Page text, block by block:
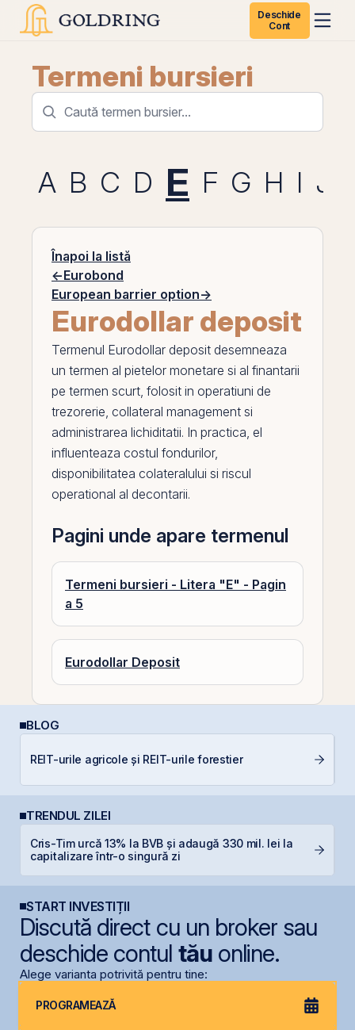
Deschide
Cont
Termeni bursieri
A B C D E F G H I J
Înapoi la listă
←Eurobond
European barrier option→
Eurodollar deposit
Termenul Eurodollar deposit desemneaza
un termen al pietelor monetare si al finantarii
pe termen scurt, folosit in operatiuni de
trezorerie, collateral management si
administrarea lichiditatii. In practica, el
influenteaza costul fondurilor,
disponibilitatea colateralului si riscul
operational al decontarii.
Pagini unde apare termenul
Termeni bursieri - Litera "E" - Pagin
a 5
Eurodollar Deposit
BLOG
REIT-urile agricole și REIT-urile forestier
TRENDUL ZILEI
Cris-Tim urcă 13% la BVB și adaugă 330 mil. lei la
capitalizare într-o singură zi
START INVESTIȚII
Discută direct cu un broker sau
deschide contul tăuonline.
Alege varianta potrivită pentru tine:
PROGRAMEAZĂ